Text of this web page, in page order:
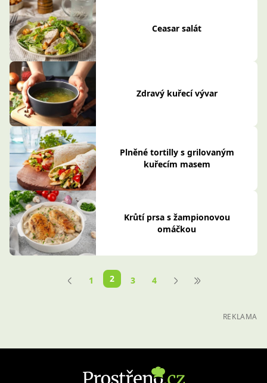
Ceasar salát
Zdravý kuřecí vývar
Plněné tortilly s grilovaným
kuřecím masem
Krůtí prsa s žampionovou
omáčkou
1 2 3 4
REKLAMA